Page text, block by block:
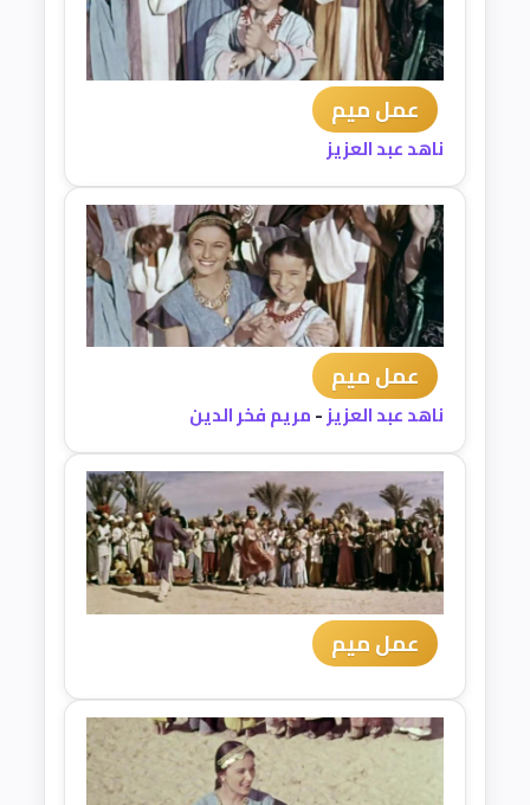
عمل ميم
ناهد عبد العزيز
عمل ميم
ناهد عبد العزيز-مريم فخر الدين
عمل ميم